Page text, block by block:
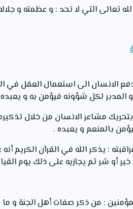
الله تعالى التي لا تحد : و عظمته و
الانسان الى استعمال العقل في
و المدبر لكل شؤونه فيؤمن به و
بتحريك مشاعر الانسان من خلال
بالمنعم و يعبده .
: يذكر الله في القرآن
أو شر ثم يجازيه على ذلك يوم
: من ذكر صفات أهل الجنة و